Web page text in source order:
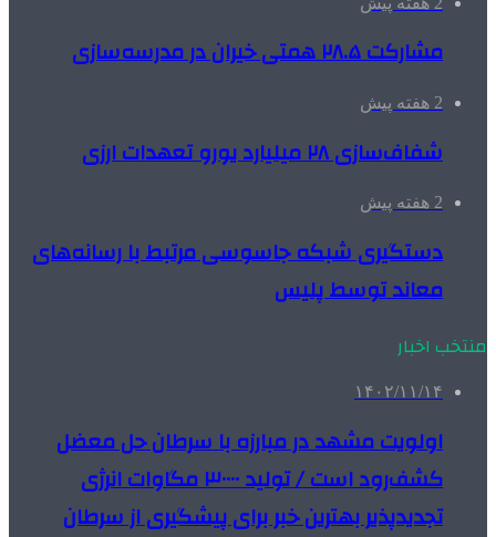
مشارکت ۲۸.۵ همتی خیران در مدرسه‌سازی
2 هفته پیش
شفاف‌سازی ۲۸ میلیارد یورو تعهدات ارزی
2 هفته پیش
دستگیری شبکه جاسوسی مرتبط با رسانه‌های
معاند توسط پلیس
منتخب اخبار
۱۴۰۲/۱۱/۱۴
اولویت مشهد در مبارزه با سرطان حل معضل
کشف‌رود است / تولید ۳۰۰۰۰ مگاوات انرژی
تجدیدپذیر بهترین خبر برای پیشگیری از سرطان